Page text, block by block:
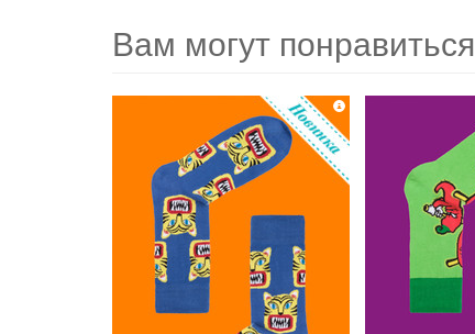
Вам могут понравиться